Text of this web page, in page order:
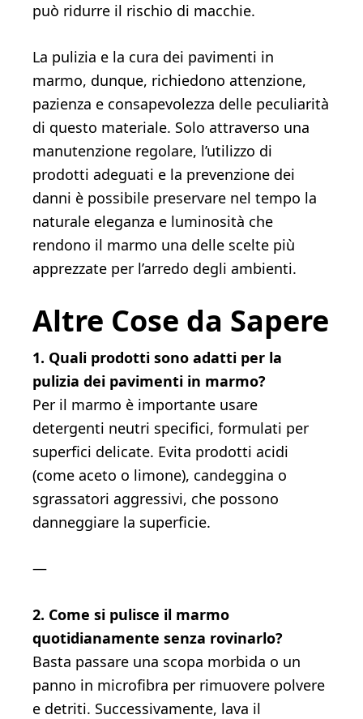
può ridurre il rischio di macchie.
La pulizia e la cura dei pavimenti in
marmo, dunque, richiedono attenzione,
pazienza e consapevolezza delle peculiarità
di questo materiale. Solo attraverso una
manutenzione regolare, l’utilizzo di
prodotti adeguati e la prevenzione dei
danni è possibile preservare nel tempo la
naturale eleganza e luminosità che
rendono il marmo una delle scelte più
apprezzate per l’arredo degli ambienti.
Altre Cose da Sapere
1. Quali prodotti sono adatti per la
pulizia dei pavimenti in marmo?
Per il marmo è importante usare
detergenti neutri specifici, formulati per
superfici delicate. Evita prodotti acidi
(come aceto o limone), candeggina o
sgrassatori aggressivi, che possono
danneggiare la superficie.
—
2. Come si pulisce il marmo
quotidianamente senza rovinarlo?
Basta passare una scopa morbida o un
panno in microfibra per rimuovere polvere
e detriti. Successivamente, lava il